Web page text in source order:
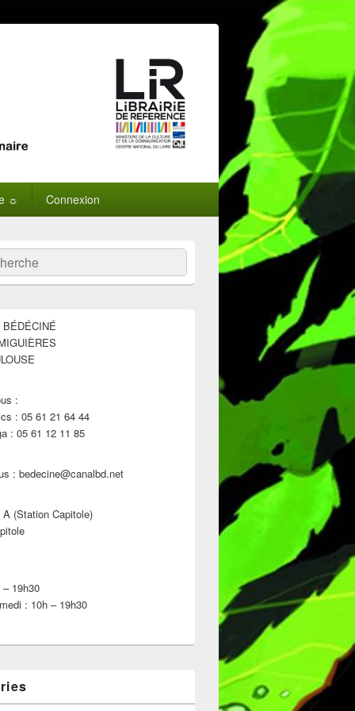
☼ Connexion
:
: 05 61 21 64 44
: 05 61 12 11 85
: bedecine@canalbd.net
A (Station Capitole)
19h30
: 10h – 19h30